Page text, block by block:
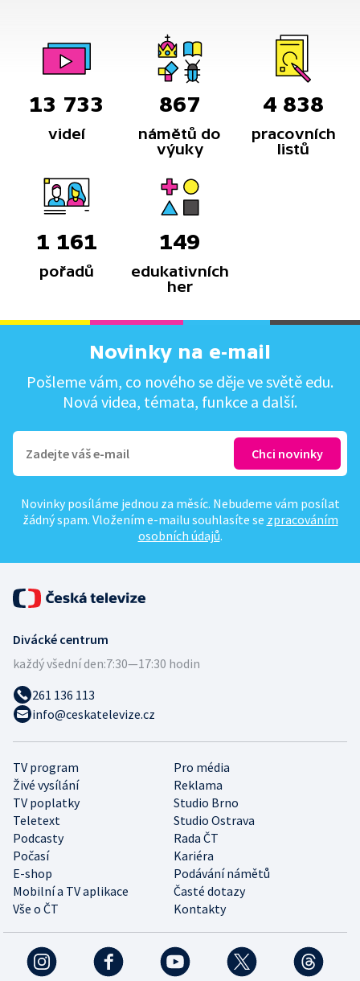
13 733
videí
867
námětů do
výuky
4 838
pracovních
listů
1 161
pořadů
149
edukativních
her
Novinky na e-mail
Pošleme vám, co nového se děje ve světě edu.
Nová videa, témata, funkce a další.
Novinky posíláme jednou za měsíc. Nebudeme vám posílat
žádný spam. Vložením e-mailu souhlasíte se zpracováním
osobních údajů.